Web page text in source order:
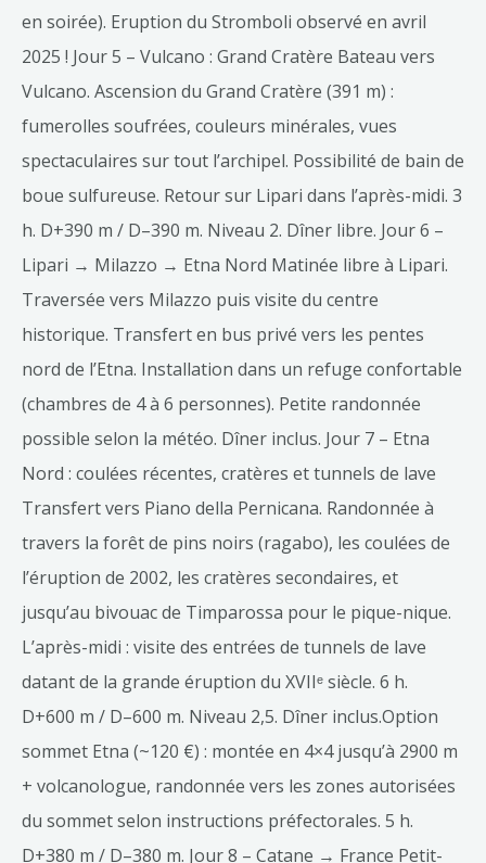
en soirée). Eruption du Stromboli observé en avril
2025 ! Jour 5 – Vulcano : Grand Cratère Bateau vers
Vulcano. Ascension du Grand Cratère (391 m) :
fumerolles soufrées, couleurs minérales, vues
spectaculaires sur tout l’archipel. Possibilité de bain de
boue sulfureuse. Retour sur Lipari dans l’après-midi. 3
h. D+390 m / D–390 m. Niveau 2. Dîner libre. Jour 6 –
Lipari → Milazzo → Etna Nord Matinée libre à Lipari.
Traversée vers Milazzo puis visite du centre
historique. Transfert en bus privé vers les pentes
nord de l’Etna. Installation dans un refuge confortable
(chambres de 4 à 6 personnes). Petite randonnée
possible selon la météo. Dîner inclus. Jour 7 – Etna
Nord : coulées récentes, cratères et tunnels de lave
Transfert vers Piano della Pernicana. Randonnée à
travers la forêt de pins noirs (ragabo), les coulées de
l’éruption de 2002, les cratères secondaires, et
jusqu’au bivouac de Timparossa pour le pique-nique.
L’après-midi : visite des entrées de tunnels de lave
datant de la grande éruption du XVIIᵉ siècle. 6 h.
D+600 m / D–600 m. Niveau 2,5. Dîner inclus.Option
sommet Etna (~120 €) : montée en 4×4 jusqu’à 2900 m
+ volcanologue, randonnée vers les zones autorisées
du sommet selon instructions préfectorales. 5 h.
D+380 m / D–380 m. Jour 8 – Catane → France Petit-